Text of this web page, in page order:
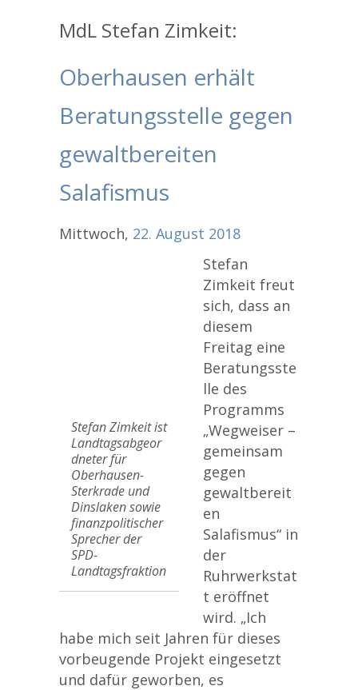
MdL Stefan Zimkeit:
Oberhausen erhält
Beratungsstelle gegen
gewaltbereiten
Salafismus
Mittwoch, 22. August 2018
Stefan Zimkeit ist
Landtagsabgeor
dneter für
Oberhausen-
Sterkrade und
Dinslaken sowie
finanzpolitischer
Sprecher der
SPD-
Landtagsfraktion
Stefan
Zimkeit freut
sich, dass an
diesem
Freitag eine
Beratungsste
lle des
Programms
„Wegweiser –
gemeinsam
gegen
gewaltbereit
en
Salafismus“ in
der
Ruhrwerkstat
t eröffnet
wird. „Ich
habe mich seit Jahren für dieses
vorbeugende Projekt eingesetzt
und dafür geworben, es